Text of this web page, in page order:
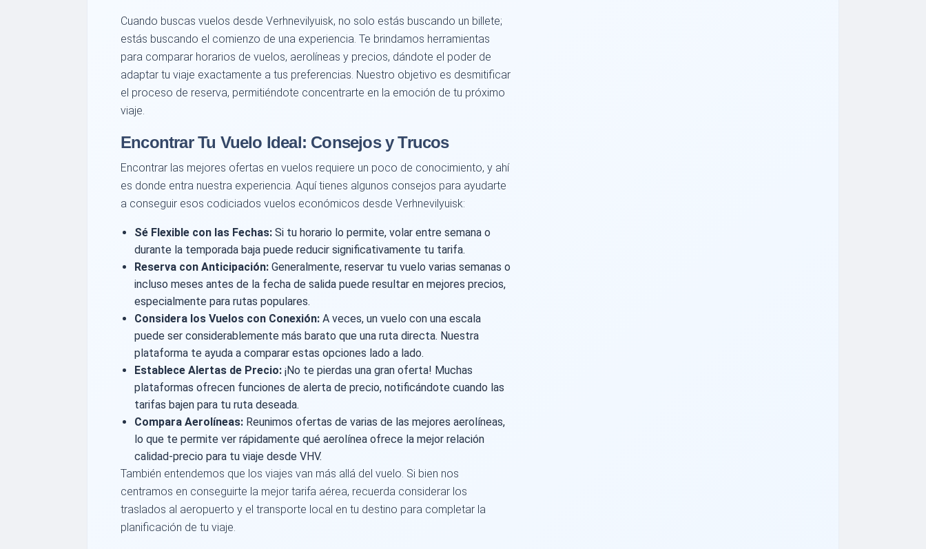
Cuando buscas vuelos desde Verhnevilyuisk, no solo estás buscando un billete;
estás buscando el comienzo de una experiencia. Te brindamos herramientas
para comparar horarios de vuelos, aerolíneas y precios, dándote el poder de
adaptar tu viaje exactamente a tus preferencias. Nuestro objetivo es desmitificar
el proceso de reserva, permitiéndote concentrarte en la emoción de tu próximo
viaje.
Encontrar Tu Vuelo Ideal: Consejos y Trucos
Encontrar las mejores ofertas en vuelos requiere un poco de conocimiento, y ahí
es donde entra nuestra experiencia. Aquí tienes algunos consejos para ayudarte
a conseguir esos codiciados vuelos económicos desde Verhnevilyuisk:
Sé Flexible con las Fechas: Si tu horario lo permite, volar entre semana o
durante la temporada baja puede reducir significativamente tu tarifa.
Reserva con Anticipación: Generalmente, reservar tu vuelo varias semanas o
incluso meses antes de la fecha de salida puede resultar en mejores precios,
especialmente para rutas populares.
Considera los Vuelos con Conexión: A veces, un vuelo con una escala
puede ser considerablemente más barato que una ruta directa. Nuestra
plataforma te ayuda a comparar estas opciones lado a lado.
Establece Alertas de Precio: ¡No te pierdas una gran oferta! Muchas
plataformas ofrecen funciones de alerta de precio, notificándote cuando las
tarifas bajen para tu ruta deseada.
Compara Aerolíneas: Reunimos ofertas de varias de las mejores aerolíneas,
lo que te permite ver rápidamente qué aerolínea ofrece la mejor relación
calidad-precio para tu viaje desde VHV.
También entendemos que los viajes van más allá del vuelo. Si bien nos
centramos en conseguirte la mejor tarifa aérea, recuerda considerar los
traslados al aeropuerto y el transporte local en tu destino para completar la
planificación de tu viaje.